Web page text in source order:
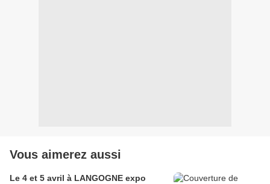
Vous aimerez aussi
Le 4 et 5 avril à LANGOGNE expo